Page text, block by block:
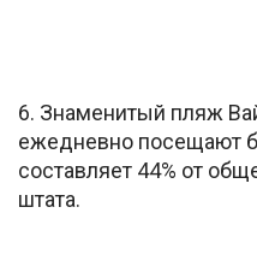
6. Знаменитый пляж
ежедневно посещают
составляет 44% от
штата.